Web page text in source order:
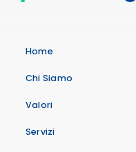
Home
Chi Siamo
Valori
Servizi